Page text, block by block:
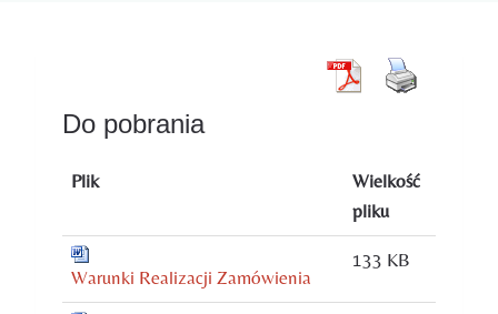
Do pobrania
Plik
Wielkość
pliku
Warunki Realizacji Zamówienia
133 KB